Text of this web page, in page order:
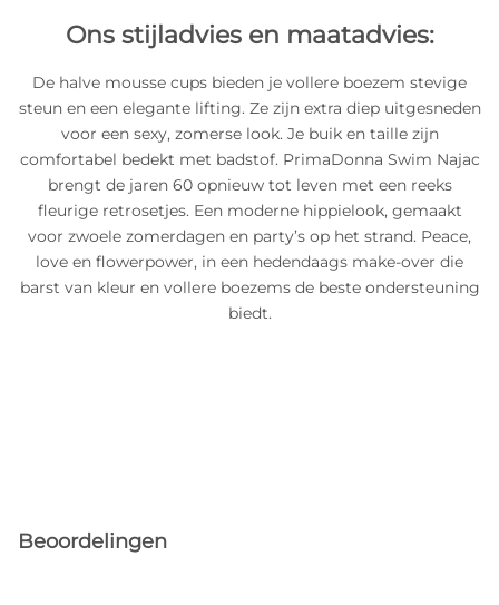
Ons stijladvies en maatadvies:
De halve mousse cups bieden je vollere boezem stevige
steun en een elegante lifting. Ze zijn extra diep uitgesneden
voor een sexy, zomerse look. Je buik en taille zijn
comfortabel bedekt met badstof. PrimaDonna Swim Najac
brengt de jaren 60 opnieuw tot leven met een reeks
fleurige retrosetjes. Een moderne hippielook, gemaakt
voor zwoele zomerdagen en party’s op het strand. Peace,
love en flowerpower, in een hedendaags make-over die
barst van kleur en vollere boezems de beste ondersteuning
biedt.
Beoordelingen